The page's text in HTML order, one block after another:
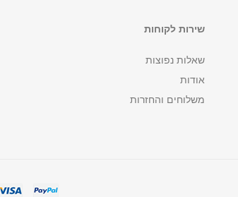
שירות לקוחות
שאלות נפוצות
אודות
משלוחים והחזרות